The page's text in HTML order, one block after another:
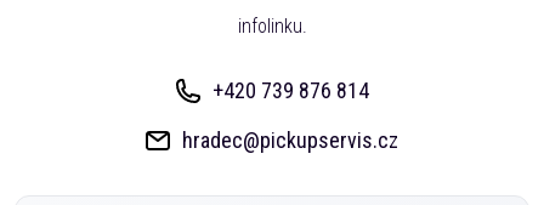
infolinku.
+420 739 876 814
hradec@pickupservis.cz